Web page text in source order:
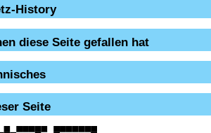
History
diese Seite gefallen hat
Seite